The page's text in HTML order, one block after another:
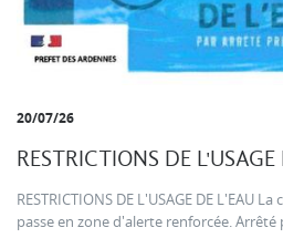
20/07/26
RESTRICTIONS DE L'USAGE
RESTRICTIONS DE L'USAGE DE L'EAU
passe en zone d'alerte renforcée.